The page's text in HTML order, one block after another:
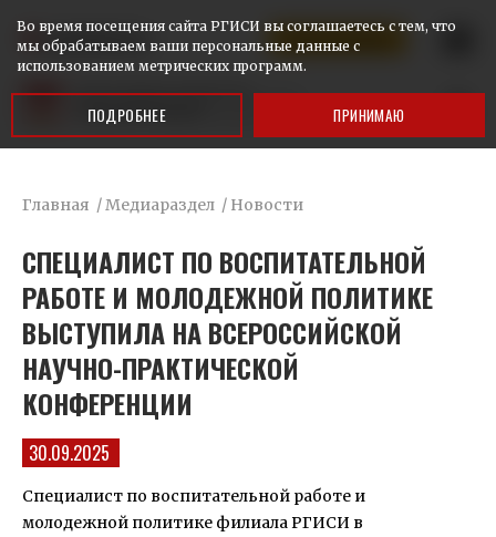
КАЛИНИНГРАД
Главная /Медиараздел / Новости
СПЕЦИАЛИСТ ПО ВОСПИТАТЕЛЬНОЙ
РАБОТЕ И МОЛОДЕЖНОЙ ПОЛИТИКЕ
ВЫСТУПИЛА НА ВСЕРОССИЙСКОЙ
НАУЧНО-ПРАКТИЧЕСКОЙ
КОНФЕРЕНЦИИ
30.09.2025
Специалист по воспитательной работе и
молодежной политике филиала РГИСИ в
Во время посещения сайта РГИСИ вы соглашаетесь с тем, что
мы обрабатываем ваши персональные данные с
использованием метрических программ.
ПОДРОБНЕЕ ПРИНИМАЮ